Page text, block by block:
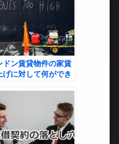
ドン賃貸物件の家賃
げに対して何ができ